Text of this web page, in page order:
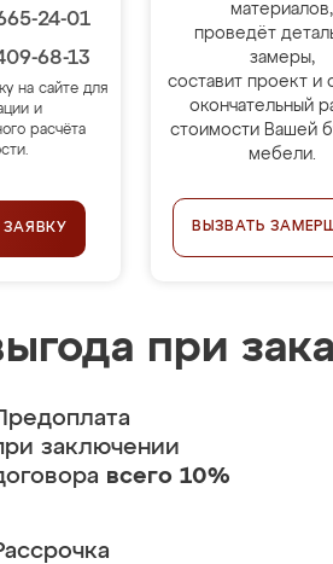
24-01
68-13
на сайте для
и
расчёта
материалов,
проведёт
замеры,
составит проект и
окончательный
стоимости Вашей
мебели.
ВЫЗВАТЬ
при
заключении
всего 10%